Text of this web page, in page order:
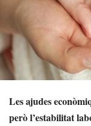
Les ajudes
però l’estabilitat